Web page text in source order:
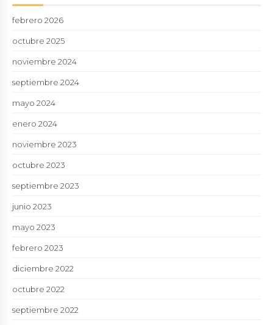
febrero 2026
octubre 2025
noviembre 2024
septiembre 2024
mayo 2024
enero 2024
noviembre 2023
octubre 2023
septiembre 2023
junio 2023
mayo 2023
febrero 2023
diciembre 2022
octubre 2022
septiembre 2022